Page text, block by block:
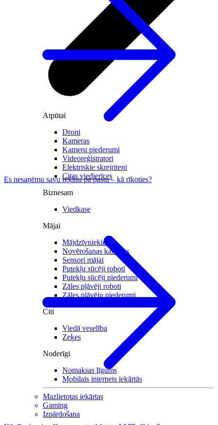
Atpūtai
Droni
Kameras
Kameru piederumi
Videoreģistratori
Elektriskie skrejriteņi
Citas viedierīces
Biznesam
Viedkase
Mājai
Mājdzīvniekiem
Novērošanas kameras
Sensori mājai
Putekļu sūcēji roboti
Putekļu sūcēji piederumi
Zāles pļāvēji roboti
Zāles pļāvēju piederumi
Citi
Viedā veselība
Zeķes
Noderīgi
Nomaksas līgums
Mobilais internets iekārtās
Mazlietotas iekārtas
Gaming
Izpārdošana
Es nesaņēmu savu rēķinu pa pastu – kā rīkoties?